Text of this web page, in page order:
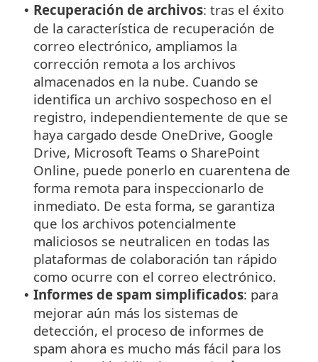
• Recuperación de archivos: tras el éxito
de la característica de recuperación de
correo electrónico, ampliamos la
corrección remota a los archivos
almacenados en la nube. Cuando se
identifica un archivo sospechoso en el
registro, independientemente de que se
haya cargado desde OneDrive, Google
Drive, Microsoft Teams o SharePoint
Online, puede ponerlo en cuarentena de
forma remota para inspeccionarlo de
inmediato. De esta forma, se garantiza
que los archivos potencialmente
maliciosos se neutralicen en todas las
plataformas de colaboración tan rápido
como ocurre con el correo electrónico.
• Informes de spam simplificados: para
mejorar aún más los sistemas de
detección, el proceso de informes de
spam ahora es mucho más fácil para los